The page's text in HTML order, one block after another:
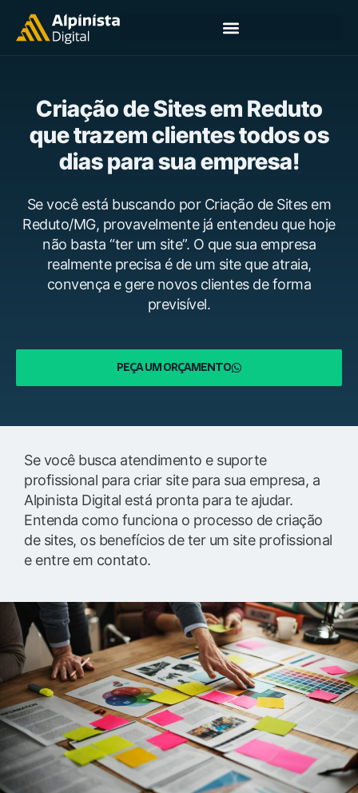
Criação de Sites em Reduto
que trazem clientes todos os
dias para sua empresa!
Se você está buscando por Criação de Sites em
Reduto/MG, provavelmente já entendeu que hoje
não basta “ter um site”. O que sua empresa
realmente precisa é de um site que atraia,
convença e gere novos clientes de forma
previsível.
PEÇA UM ORÇAMENTO
Se você busca atendimento e suporte
profissional para criar site para sua empresa, a
Alpinista Digital está pronta para te ajudar.
Entenda como funciona o processo de criação
de sites, os benefícios de ter um site profissional
e entre em contato.